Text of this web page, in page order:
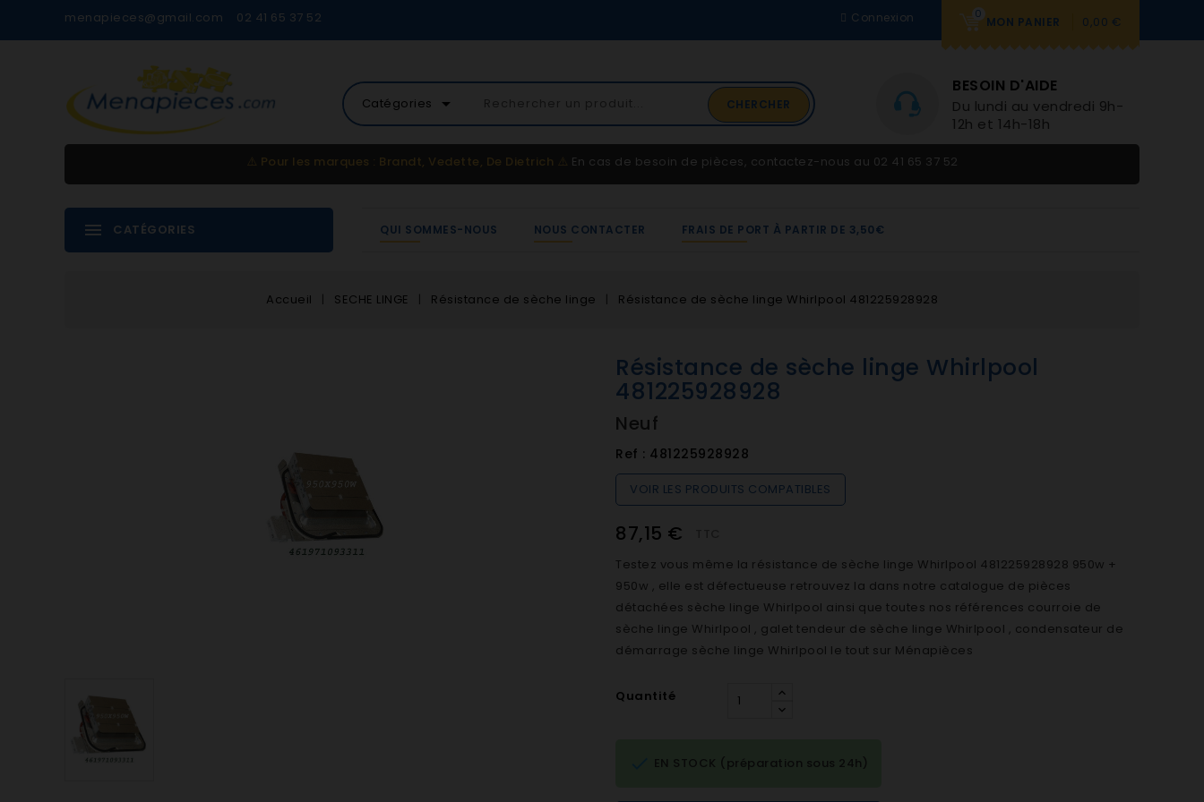
menapieces@gmail.com 02 41 65 37 52 0
MON PANIER 0,00 €
Connexion
Catégories arrow_drop_down CHERCHER
02 41 65 37 52
Service client
BESOIN D'AIDE
Du lundi au vendredi 9h-
12h et 14h-18h
⚠️ Pour les marques : Brandt, Vedette, De Dietrich ⚠️ En cas de besoin de pièces, contactez-nous au 02 41 65 37 52
CATÉGORIES QUI SOMMES-NOUS NOUS CONTACTER FRAIS DE PORT À PARTIR DE 3,50€
Accueil SECHE LINGE Résistance de sèche linge Résistance de sèche linge Whirlpool 481225928928
Résistance de sèche linge Whirlpool
481225928928
Neuf
Ref : 481225928928
VOIR LES PRODUITS COMPATIBLES
87,15 €
Testez vous même la résistance de sèche linge Whirlpool 481225928928 950w +
950w , elle est défectueuse retrouvez la dans notre catalogue de pièces
détachées sèche linge Whirlpool ainsi que toutes nos références courroie de
sèche linge Whirlpool , galet tendeur de sèche linge Whirlpool , condensateur de
démarrage sèche linge Whirlpool le tout sur Ménapièces
Quantité
EN STOCK (préparation sous 24h)